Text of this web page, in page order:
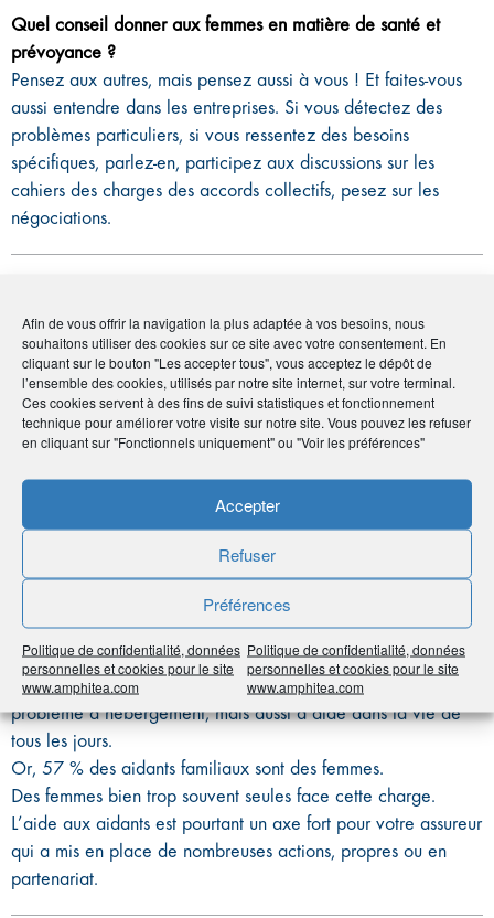
Afin de vous offrir la navigation la plus adaptée à vos besoins, nous
souhaitons utiliser des cookies sur ce site avec votre consentement. En
cliquant sur le bouton "Les accepter tous", vous acceptez le dépôt de
l’ensemble des cookies, utilisés par notre site internet, sur votre terminal.
Ces cookies servent à des fins de suivi statistiques et fonctionnement
technique pour améliorer votre visite sur notre site. Vous pouvez les refuser
en cliquant sur "Fonctionnels uniquement" ou "Voir les préférences"
Accepter
Refuser
Préférences
Politique de confidentialité, données
personnelles et cookies pour le site
www.amphitea.com
Politique de confidentialité, données
personnelles et cookies pour le site
www.amphitea.com
Quel conseil donner aux femmes en matière de santé et
prévoyance ?
Pensez aux autres, mais pensez aussi à vous ! Et faites-vous
aussi entendre dans les entreprises. Si vous détectez des
problèmes particuliers, si vous ressentez des besoins
spécifiques, parlez-en, participez aux discussions sur les
cahiers des charges des accords collectifs, pesez sur les
négociations.
Zoom sur l’aide aux aidants
S’il y a actuellement en France 2,5 millions de seniors en
perte de capacités, ce chiffre pourrait passer à 4 millions en
2050. Cette explosion de la perte d’autonomie pose un
problème d’hébergement, mais aussi d’aide dans la vie de
tous les jours.
Or, 57 % des aidants familiaux sont des femmes.
Des femmes bien trop souvent seules face cette charge.
L’aide aux aidants est pourtant un axe fort pour votre assureur
qui a mis en place de nombreuses actions, propres ou en
partenariat.